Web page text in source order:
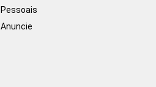
Pessoais
Anuncie